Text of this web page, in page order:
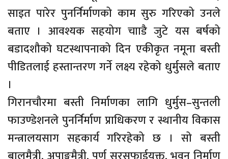
साइत पारेर पुनर्निर्माणको काम सुरु गरिएको उनले
बताए । आवश्यक सहयोग चााडै जुटे यस बर्षको
बडादशौको घटस्थापनाको दिन एकीकृत नमूना बस्ती
पीडितलाई हस्तान्तरण गर्ने लक्ष्य रहेको धुर्मुसले बताए
।
गिरानचौरमा बस्ती निर्माणका लागि धुर्मुस–सुन्तली
फाउण्डेशनले पुनर्निर्माण प्राधिकरण र स्थानीय विकास
मन्त्रालयसाग सहकार्य गरिरहेको छ । सो बस्ती